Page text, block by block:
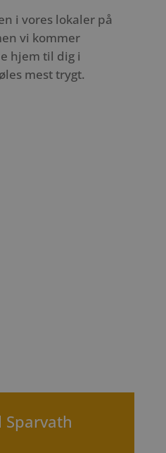
i vores lokaler på
vi kommer
hjem til dig i
mest trygt.
Sparvath